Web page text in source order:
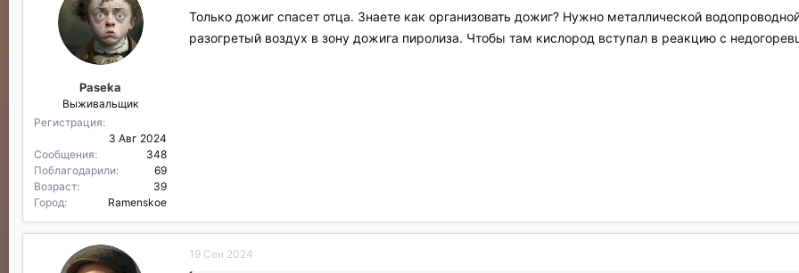
о
д
Paseka
Выживальщик
Регистрация
3 Авг 2024
Сообщения
348
Поблагодарили
69
Возраст
39
Город
Ramenskoe
Только дожиг спасет отца. Знаете как организовать дожиг? Нужно металлической
разогретый воздух в зону дожига пиролиза. Чтобы там кислород вступал в реакцию с
19 Сен 2024